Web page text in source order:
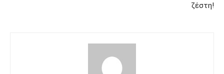
ζέστη!